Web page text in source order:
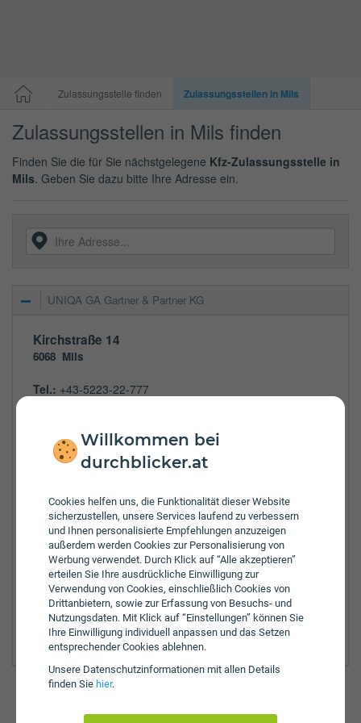
Willkommen bei
durchblicker.at
Cookies helfen uns, die Funktionalität dieser Website
sicherzustellen, unsere Services laufend zu verbessern
und Ihnen personalisierte Empfehlungen anzuzeigen
außerdem werden Cookies zur Personalisierung von
Werbung verwendet. Durch Klick auf “Alle akzeptieren”
erteilen Sie Ihre ausdrückliche Einwilligung zur
Verwendung von Cookies, einschließlich Cookies von
Drittanbietern, sowie zur Erfassung von Besuchs- und
Nutzungsdaten. Mit Klick auf “Einstellungen” können Sie
Ihre Einwilligung individuell anpassen und das Setzen
entsprechender Cookies ablehnen.
Unsere Daten­schutz­informationen mit allen Details
finden Sie hier.
Zulassungsstelle finden Zulassungsstellen in Mils
Zulassungsstellen in Mils finden
Finden Sie die für Sie nächstgelegene Kfz-Zulassungsstelle in
Mils. Geben Sie dazu bitte Ihre Adresse ein.
UNIQA GA Gartner & Partner KG
Kirchstraße 14
6068 Mils
Tel.: +43-5223-22-777
Öffnungszeiten:
8:00 - 12:00 Uhr
8:00 - 12:00 Uhr
8:00 - 12:00 Uhr
8:00 - 12:00 Uhr
Zulassungsbezirke:
Innsbruck
Innsbruck Land
Imst
Schwaz